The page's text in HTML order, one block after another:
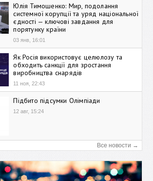
Юлія Тимошенко: Мир, подолання
системної корупції та уряд національної
єдності — ключові завдання для
порятунку країни
03 янв, 16:01
Як Росія використовує целюлозу та
обходить санкції для зростання
виробництва снарядів
11 ноя, 22:43
Підбито підсумки Олімпіади
12 авг, 15:24
Все новости →